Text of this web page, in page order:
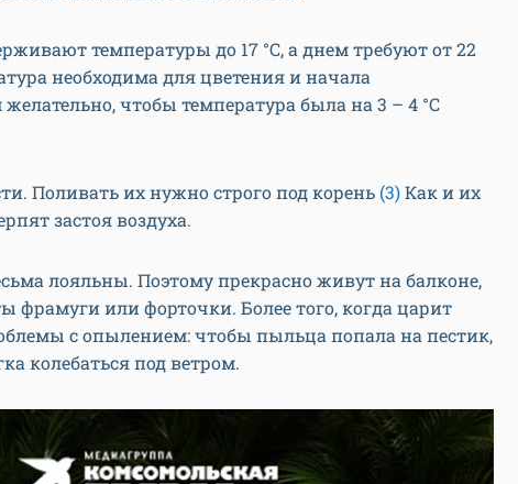
температуры до 17 °С, а днем требуют от 22
необходима для цветения и начала
чтобы температура была на 3 – 4 °С
Поливать их нужно строго под корень (3)Как и их
застоя воздуха.
лояльны. Поэтому прекрасно живут на балконе,
фрамуги или форточки. Более того, когда царит
с опылением: чтобы пыльца попала на пестик,
колебаться под ветром.